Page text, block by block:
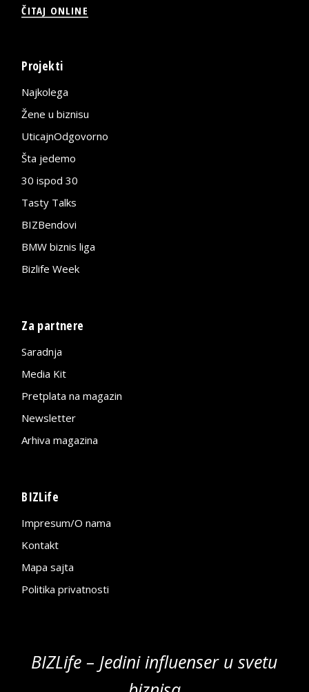
ČITAJ ONLINE
Projekti
Najkolega
Žene u biznisu
UticajnOdgovorno
Šta jedemo
30 ispod 30
Tasty Talks
BIZBendovi
BMW biznis liga
Bizlife Week
Za partnere
Saradnja
Media Kit
Pretplata na magazin
Newsletter
Arhiva magazina
BIZLife
Impresum/O nama
Kontakt
Mapa sajta
Politika privatnosti
BIZLife – Jedini influenser u svetu